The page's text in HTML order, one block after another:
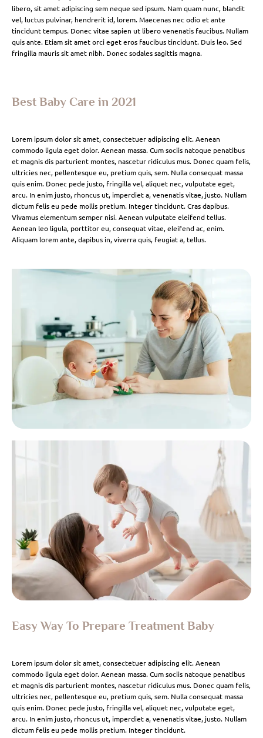
libero, sit amet adipiscing sem neque sed ipsum. Nam quam nunc, blandit
vel, luctus pulvinar, hendrerit id, lorem. Maecenas nec odio et ante
tincidunt tempus. Donec vitae sapien ut libero venenatis faucibus. Nullam
quis ante. Etiam sit amet orci eget eros faucibus tincidunt. Duis leo. Sed
fringilla mauris sit amet nibh. Donec sodales sagittis magna.
Best Baby Care in 2021
Lorem ipsum dolor sit amet, consectetuer adipiscing elit. Aenean
commodo ligula eget dolor. Aenean massa. Cum sociis natoque penatibus
et magnis dis parturient montes, nascetur ridiculus mus. Donec quam felis,
ultricies nec, pellentesque eu, pretium quis, sem. Nulla consequat massa
quis enim. Donec pede justo, fringilla vel, aliquet nec, vulputate eget,
arcu. In enim justo, rhoncus ut, imperdiet a, venenatis vitae, justo. Nullam
dictum felis eu pede mollis pretium. Integer tincidunt. Cras dapibus.
Vivamus elementum semper nisi. Aenean vulputate eleifend tellus.
Aenean leo ligula, porttitor eu, consequat vitae, eleifend ac, enim.
Aliquam lorem ante, dapibus in, viverra quis, feugiat a, tellus.
Easy Way To Prepare Treatment Baby
Lorem ipsum dolor sit amet, consectetuer adipiscing elit. Aenean
commodo ligula eget dolor. Aenean massa. Cum sociis natoque penatibus
et magnis dis parturient montes, nascetur ridiculus mus. Donec quam felis,
ultricies nec, pellentesque eu, pretium quis, sem. Nulla consequat massa
quis enim. Donec pede justo, fringilla vel, aliquet nec, vulputate eget,
arcu. In enim justo, rhoncus ut, imperdiet a, venenatis vitae, justo. Nullam
dictum felis eu pede mollis pretium. Integer tincidunt.